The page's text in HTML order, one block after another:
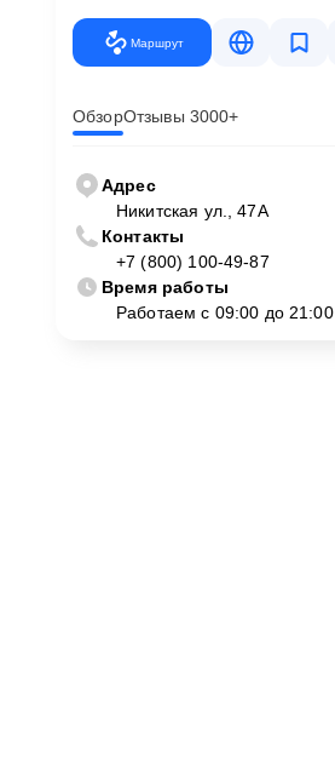
Маршрут
ОбзорОтзывы 3000+
Адрес
Никитская ул., 47А
Контакты
+7 (800) 100-49-87
Время работы
Работаем с 09:00 до 21:00